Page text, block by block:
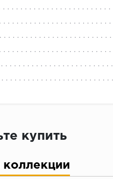
вы не платите
одобрения: до 95%
кредита от 3 до 36
купить